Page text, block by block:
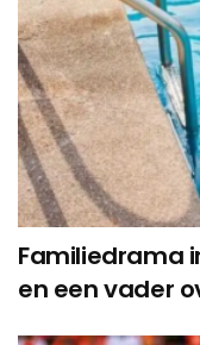
Familiedrama
en een vader